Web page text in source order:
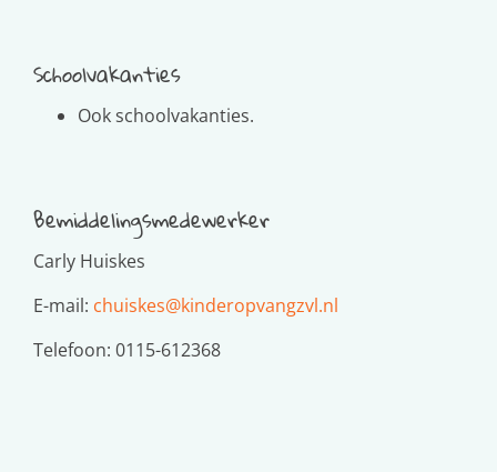
Schoolvakanties
Ook schoolvakanties.
Bemiddelingsmedewerker
Carly Huiskes
E-mail: chuiskes@kinderopvangzvl.nl
Telefoon: 0115-612368